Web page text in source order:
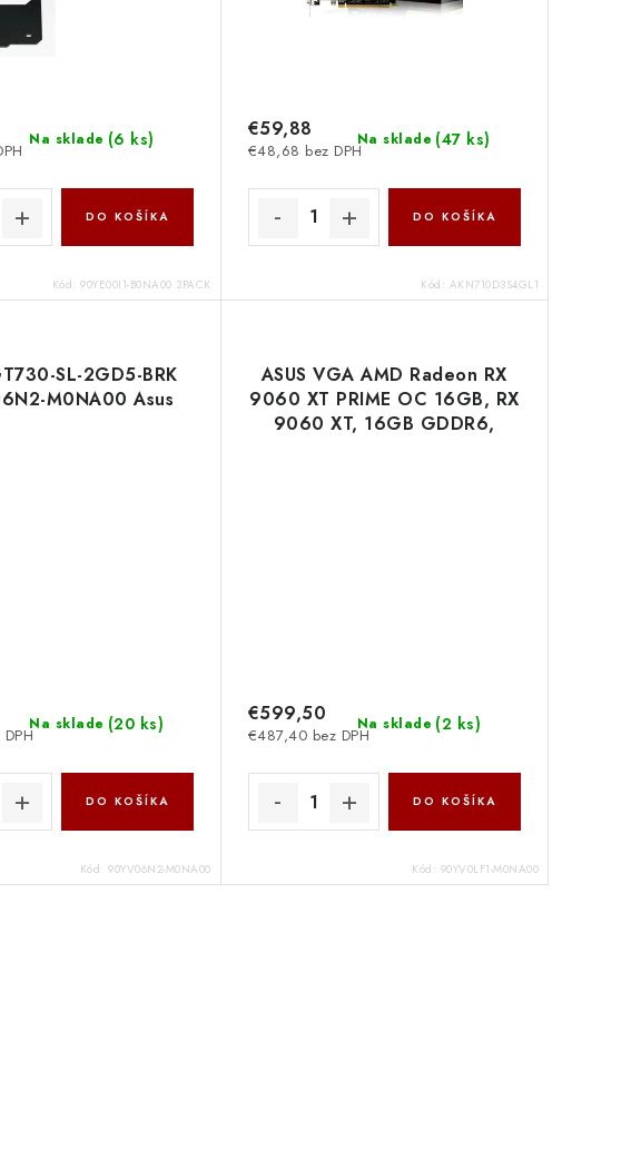
Na sklade (6 ks)
DO KOŠÍKA
Kód: 90YE00I1-B0NA00 3PACK
Na sklade (47 ks)
€48,68 bez DPH
€59,88
DO KOŠÍKA
Kód: AKN710D3S4GL1
SL-2GD5-BRK
M0NA00 Asus
Na sklade (20 ks)
DO KOŠÍKA
Kód: 90YV06N2-M0NA00
ASUS VGA AMD Radeon RX
9060 XT PRIME OC 16GB, RX
9060 XT, 16GB GDDR6,
Na sklade (2 ks)
€487,40 bez DPH
€599,50
DO KOŠÍKA
Kód: 90YV0LF1-M0NA00